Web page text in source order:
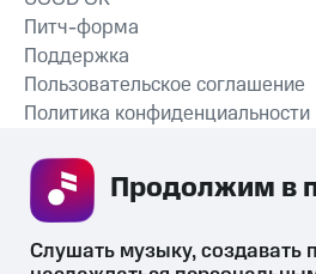
СКАЧАТЬ
Питч-форма
Поддержка
Пользовательское соглашение
Политика конфиденциальности
Слушать музыку, создавать